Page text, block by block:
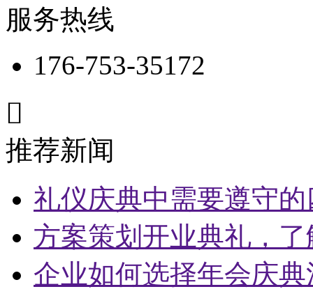
服务热线
176-753-35172

推荐新闻
礼仪庆典中需要遵守
方案策划开业典礼，
企业如何选择年会庆